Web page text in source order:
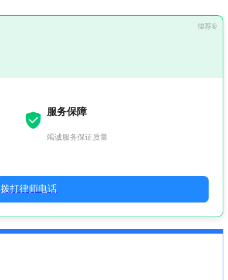
服务保障
竭诚服务保证质量
拨打律师电话